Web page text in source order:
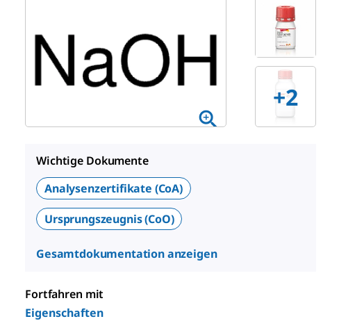
+2
Wichtige Dokumente
Analysenzertifikate (CoA)
Ursprungszeugnis (CoO)
Gesamtdokumentation anzeigen
Fortfahren mit
Eigenschaften